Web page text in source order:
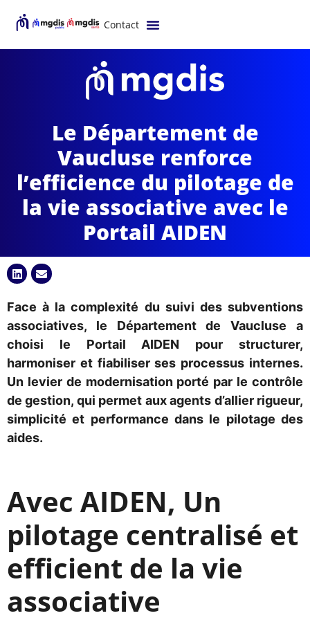
Contact
Le Département de
Vaucluse renforce
l’efficience du pilotage de
la vie associative avec le
Portail AIDEN
Face à la complexité du suivi des subventions
associatives, le Département de Vaucluse a
choisi le Portail AIDEN pour structurer,
harmoniser et fiabiliser ses processus internes.
Un levier de modernisation porté par le contrôle
de gestion, qui permet aux agents d’allier rigueur,
simplicité et performance dans le pilotage des
aides.
Avec AIDEN, Un
pilotage centralisé et
efficient de la vie
associative